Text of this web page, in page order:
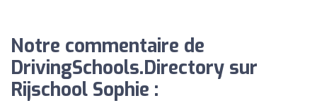
Notre commentaire de
DrivingSchools.Directory sur
Rijschool Sophie :